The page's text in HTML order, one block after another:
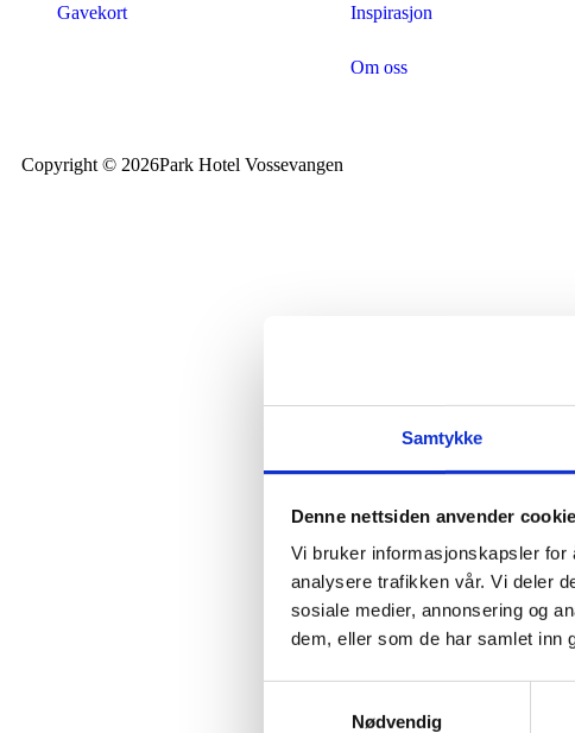
Samtykke
Denne nettsiden anvender
Vi bruker informasjonskapsler for
analysere trafikken vår. Vi deler
sosiale medier, annonsering og
dem, eller som de har samlet inn
Nødvendig
Gavekort Inspirasjon
Om oss
Copyright © 2026Park Hotel Vossevangen